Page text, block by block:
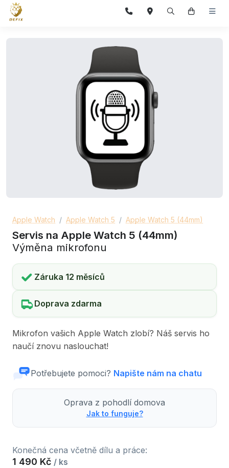
Apple Watch Apple Watch 5 Apple Watch 5 (44mm)
Servis na Apple Watch 5 (44mm)
Výměna mikrofonu
Záruka 12 měsíců
Doprava zdarma
Mikrofon vašich Apple Watch zlobí? Náš servis ho
naučí znovu naslouchat!
Potřebujete pomoci? Napište nám na chatu
Oprava z pohodlí domova
Jak to funguje?
Konečná cena včetně dílu a práce:
1 490 Kč / ks